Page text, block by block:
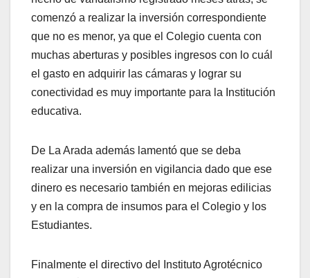
comenzó a realizar la inversión correspondiente
que no es menor, ya que el Colegio cuenta con
muchas aberturas y posibles ingresos con lo cuál
el gasto en adquirir las cámaras y lograr su
conectividad es muy importante para la Institución
educativa.
De La Arada además lamentó que se deba
realizar una inversión en vigilancia dado que ese
dinero es necesario también en mejoras edilicias
y en la compra de insumos para el Colegio y los
Estudiantes.
Finalmente el directivo del Instituto Agrotécnico